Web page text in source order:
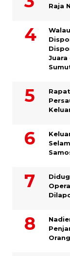
Raja
Juara